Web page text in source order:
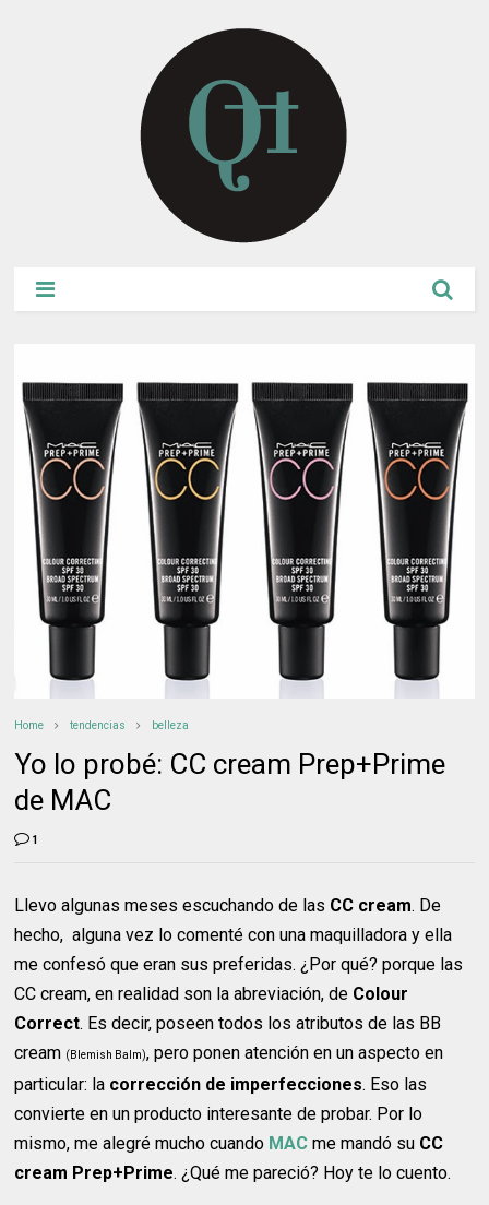
Home tendencias belleza
Yo lo probé: CC cream Prep+Prime
de MAC
1
Llevo algunas meses escuchando de las CC cream. De
hecho, alguna vez lo comenté con una maquilladora y ella
me confesó que eran sus preferidas. ¿Por qué? porque las
CC cream, en realidad son la abreviación, de Colour
Correct. Es decir, poseen todos los atributos de las BB
cream (Blemish Balm), pero ponen atención en un aspecto en
particular: la corrección de imperfecciones. Eso las
convierte en un producto interesante de probar. Por lo
mismo, me alegré mucho cuando MAC me mandó su CC
cream Prep+Prime. ¿Qué me pareció? Hoy te lo cuento.